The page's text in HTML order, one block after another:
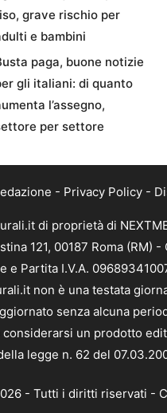
grave rischio per
e bambini
paga, buone notizie
gli italiani: di quanto
l’assegno,
per settore
- Privacy Policy -
di proprietà di
121, 00187 Roma (RM) -
e Partita I.V.A.
non è una testata
senza alcuna
un prodotto
legge n. 62 del
- Tutti i diritti riservati -